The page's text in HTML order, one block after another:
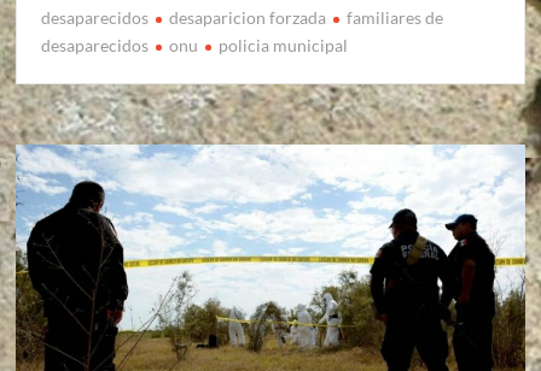
desaparecidos desaparicion forzada
familiares de
desaparecidos
onu policia municipal